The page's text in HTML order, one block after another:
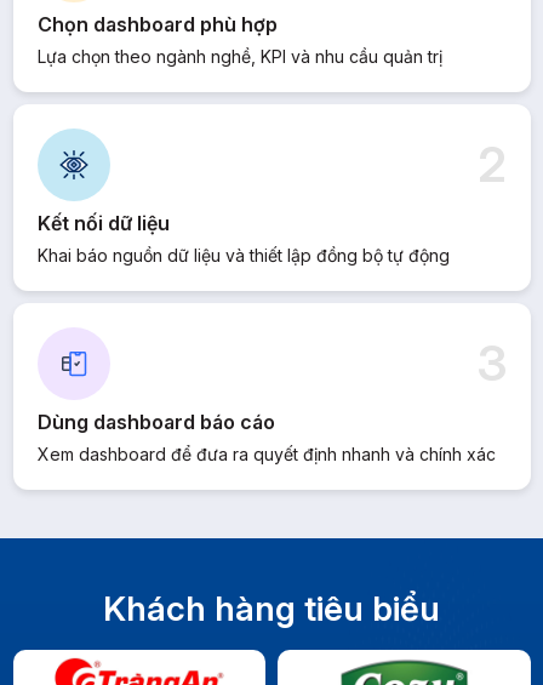
Chọn dashboard phù hợp
Lựa chọn theo ngành nghề, KPI và nhu cầu quản trị
2
Kết nối dữ liệu
Khai báo nguồn dữ liệu và thiết lập đồng bộ tự động
3
Dùng dashboard báo cáo
Xem dashboard để đưa ra quyết định nhanh và chính xác
Khách hàng tiêu biểu